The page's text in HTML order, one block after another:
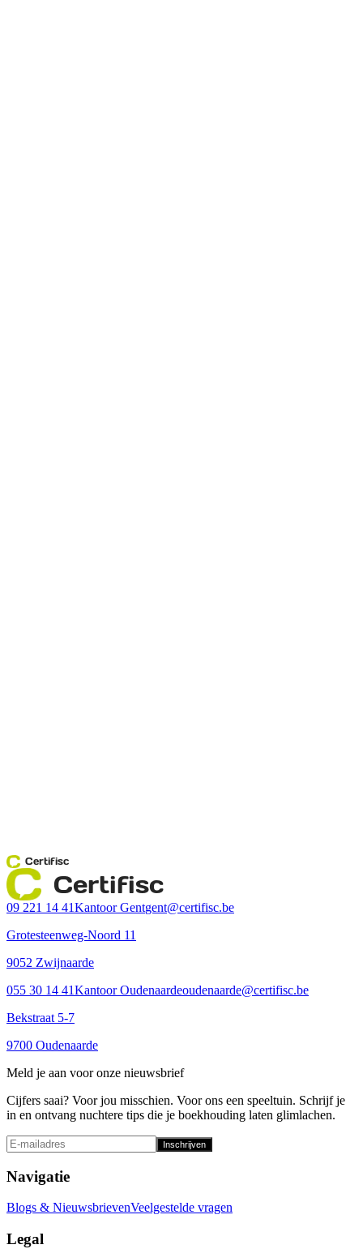
Certifisc
Certifisc
09 221 14 41Kantoor Gentgent@certifisc.be
Grotesteenweg-Noord 11
9052 Zwijnaarde
055 30 14 41Kantoor Oudenaardeoudenaarde@certifisc.be
Bekstraat 5-7
9700 Oudenaarde
Meld je aan voor onze nieuwsbrief
Cijfers saai? Voor jou misschien. Voor ons een speeltuin. Schrijf je
in en ontvang nuchtere tips die je boekhouding laten glimlachen.
Inschrijven
Navigatie
Blogs & NieuwsbrievenVeelgestelde vragen
Legal